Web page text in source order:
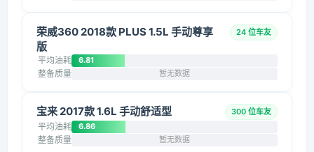
荣威360 2018款 PLUS 1.5L 手动尊享
版
24 位车友
平均油耗 6.81
整备质量 暂无数据
宝来 2017款 1.6L 手动舒适型 300 位车友
平均油耗 6.86
整备质量 暂无数据